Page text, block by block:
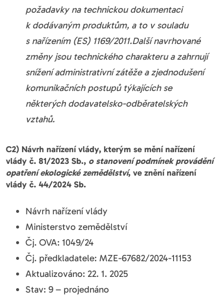
požadavky na technickou dokumentaci
k dodávaným produktům, a to v souladu
s nařízením (ES) 1169/2011.Další navrhované
změny jsou technického charakteru a zahrnují
snížení administrativní zátěže a zjednodušení
komunikačních postupů týkajících se
některých dodavatelsko-odběratelských
vztahů.
C2) Návrh nařízení vlády, kterým se mění nařízení
vlády č. 81/2023 Sb., o stanovení podmínek provádění
opatření ekologické zemědělství, ve znění nařízení
vlády č. 44/2024 Sb.
Návrh nařízení vlády
Ministerstvo zemědělství
Čj. OVA: 1049/24
Čj. předkladatele: MZE-67682/2024-11153
Aktualizováno: 22. 1. 2025
Stav: 9 – projednáno